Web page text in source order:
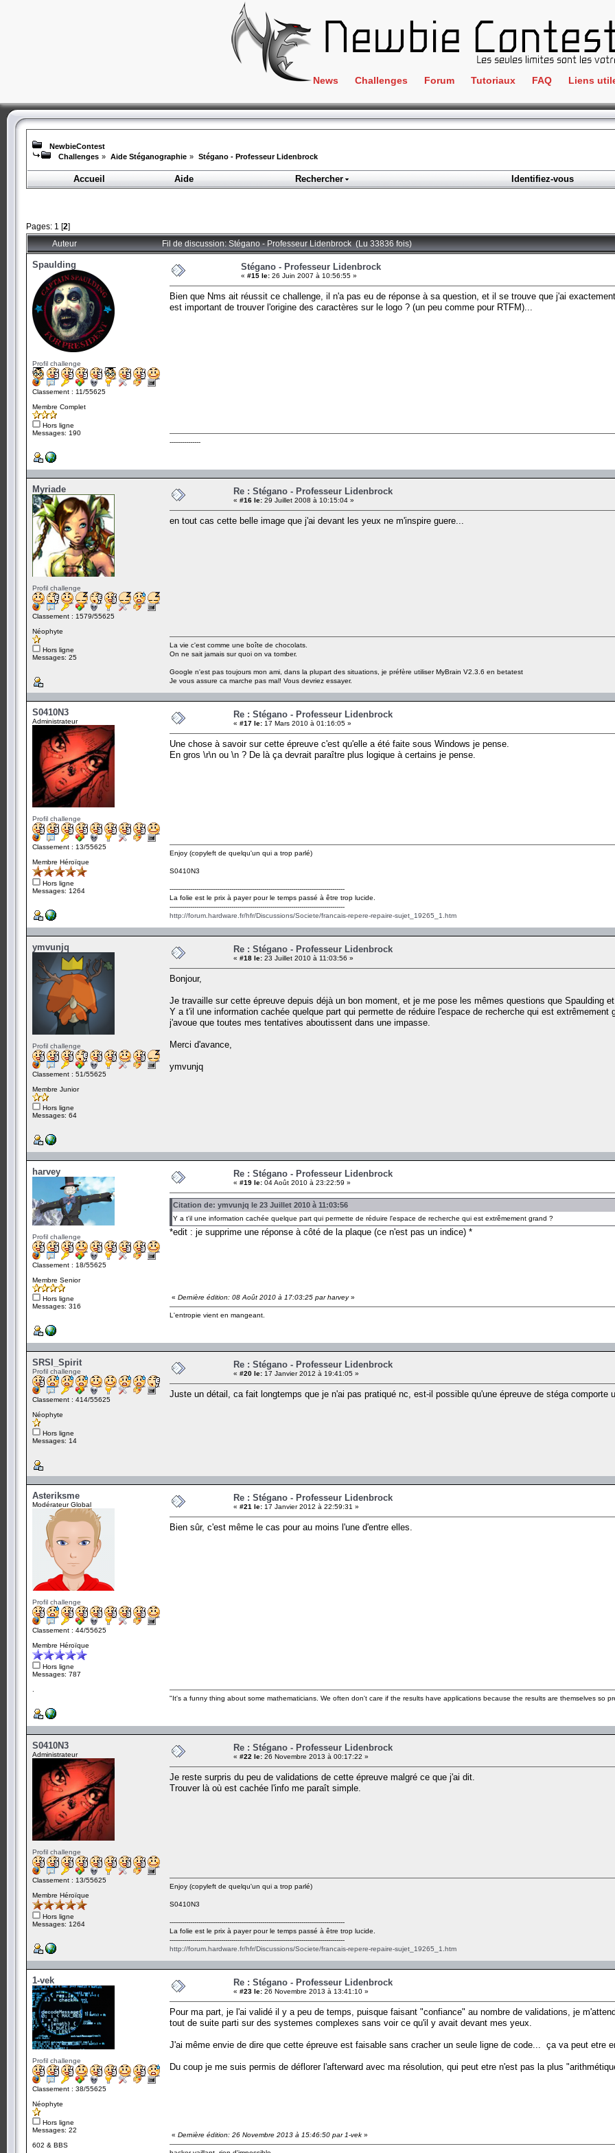
News Challenges
Crackme
ClientSide
Forensics
Programmation
Stéganographie
Wargame
Tous les challenges
Forum Tutoriaux FAQ Liens
IRC
NewbieContest
Challenges » Aide Stéganographie » Stégano - Professeur Lidenbrock
Accueil
Aide Rechercher Identifiez-vous
Pages: 1 [2]
Auteur Fil de discussion: Stégano - Professeur Lidenbrock (Lu 33836 fois)
Spaulding
Profil challenge
Classement : 11/55625
Membre Complet
Hors ligne
Messages: 190
Stégano - Professeur Lidenbrock
« #15 le: 26 Juin 2007 à 10:56:55 »
Bien que Nms ait réussit ce challenge, il n'a pas eu de réponse à sa question, et il se trouve que j'ai
est important de trouver l'origine des caractères sur le logo ? (un peu comme pour RTFM)...
---------------
Myriade
Profil challenge
Classement : 1579/55625
Néophyte
Hors ligne
Messages: 25
Re : Stégano - Professeur Lidenbrock
« #16 le: 29 Juillet 2008 à 10:15:04 »
en tout cas cette belle image que j'ai devant les yeux ne m'inspire guere...
La vie c'est comme une boîte de chocolats.
On ne sait jamais sur quoi on va tomber.
Google n'est pas toujours mon ami, dans la plupart des situations, je préfère utiliser MyBrain V2.3.6 en betatest
Je vous assure ca marche pas mal! Vous devriez essayer.
S0410N3
Administrateur
Profil challenge
Classement : 13/55625
Membre Héroïque
Hors ligne
Messages: 1264
Re : Stégano - Professeur Lidenbrock
« #17 le: 17 Mars 2010 à 01:16:05 »
Une chose à savoir sur cette épreuve c'est qu'elle a été faite sous Windows je pense.
En gros \r\n ou \n ? De là ça devrait paraître plus logique à certains je pense.
Enjoy (copyleft de quelqu'un qui a trop parlé)
S0410N3
-------------------------------------------------------------------------------------
La folie est le prix à payer pour le temps passé à être trop lucide.
-------------------------------------------------------------------------------------
http://forum.hardware.fr/hfr/Discussions/Societe/francais-repere-repaire-sujet_19265_1.htm
ymvunjq
Profil challenge
Classement : 51/55625
Membre Junior
Hors ligne
Messages: 64
Re : Stégano - Professeur Lidenbrock
« #18 le: 23 Juillet 2010 à 11:03:56 »
Bonjour,
Je travaille sur cette épreuve depuis déjà un bon moment, et je me pose les mêmes questions que Spaulding
Y a t'il une information cachée quelque part qui permette de réduire l'espace de recherche qui est
j'avoue que toutes mes tentatives aboutissent dans une impasse.
Merci d'avance,
ymvunjq
harvey
Profil challenge
Classement : 18/55625
Membre Senior
Hors ligne
Messages: 316
Re : Stégano - Professeur Lidenbrock
« #19 le: 04 Août 2010 à 23:22:59 »
Citation de: ymvunjq le 23 Juillet 2010 à 11:03:56
Y a t'il une information cachée quelque part qui permette de réduire l'espace de recherche qui est extrêmement grand ?
*edit : je supprime une réponse à côté de la plaque (ce n'est pas un indice) *
« Dernière édition: 08 Août 2010 à 17:03:25 par harvey»
L'entropie vient en mangeant.
SRSI_Spirit
Profil challenge
Classement : 414/55625
Néophyte
Hors ligne
Messages: 14
Re : Stégano - Professeur Lidenbrock
« #20 le: 17 Janvier 2012 à 19:41:05 »
Juste un détail, ca fait longtemps que je n'ai pas pratiqué nc, est-il possible qu'une épreuve de stéga comporte
Asteriksme
Modérateur Global
Profil challenge
Classement : 44/55625
Membre Héroïque
Hors ligne
Messages: 787
Re : Stégano - Professeur Lidenbrock
« #21 le: 17 Janvier 2012 à 22:59:31 »
Bien sûr, c'est même le cas pour au moins l'une d'entre elles.
"It's a funny thing about some mathematicians. We often don't care if the results have applications because the results are themselves so
S0410N3
Administrateur
Profil challenge
Classement : 13/55625
Membre Héroïque
Hors ligne
Messages: 1264
Re : Stégano - Professeur Lidenbrock
« #22 le: 26 Novembre 2013 à 00:17:22 »
Je reste surpris du peu de validations de cette épreuve malgré ce que j'ai dit.
Trouver là où est cachée l'info me paraît simple.
Enjoy (copyleft de quelqu'un qui a trop parlé)
S0410N3
-------------------------------------------------------------------------------------
La folie est le prix à payer pour le temps passé à être trop lucide.
-------------------------------------------------------------------------------------
http://forum.hardware.fr/hfr/Discussions/Societe/francais-repere-repaire-sujet_19265_1.htm
1-vek
Profil challenge
Classement : 38/55625
Néophyte
Hors ligne
Messages: 22
602 & BBS
Re : Stégano - Professeur Lidenbrock
« #23 le: 26 Novembre 2013 à 13:41:10 »
Pour ma part, je l'ai validé il y a peu de temps, puisque faisant "confiance" au nombre de validations, je
tout de suite parti sur des systemes complexes sans voir ce qu'il y avait devant mes yeux.
J'ai même envie de dire que cette épreuve est faisable sans cracher un seule ligne de code... ça va peut etre
Du coup je me suis permis de déflorer l'afterward avec ma résolution, qui peut etre n'est pas la plus
« Dernière édition: 26 Novembre 2013 à 15:46:50 par 1-vek »